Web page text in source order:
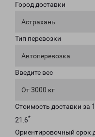
Город доставки
Астрахань
Тип перевозки
Автоперевозка
Введите вес
От 3000 кг
Стоимость доставки за
21.6*
Ориентировочный срок